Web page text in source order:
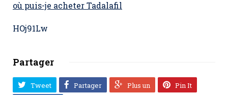
où puis-je acheter Tadalafil
HOj91Lw
Partager
Tweet Partager Plus un
Pin It